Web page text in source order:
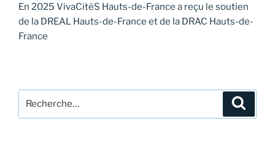
En 2025 VivaCitéS Hauts-de-France a reçu le soutien
de la DREAL Hauts-de-France et de la DRAC Hauts-de-
France
pour